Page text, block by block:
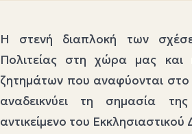
Η στενή διαπλοκή των
Πολιτείας στη χώρα μας και
ζητημάτων που αναφύονται στο
αναδεικνύει τη σημασία της
αντικείμενο του Εκκλησιαστικού